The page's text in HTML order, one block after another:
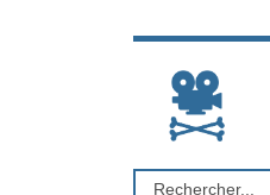
Rechercher